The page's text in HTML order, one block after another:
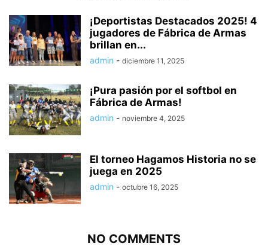
¡Deportistas Destacados 2025! 4
jugadores de Fábrica de Armas
brillan en...
admin - diciembre 11, 2025
¡Pura pasión por el softbol en
Fábrica de Armas!
admin - noviembre 4, 2025
El torneo Hagamos Historia no se
juega en 2025
admin - octubre 16, 2025
NO COMMENTS